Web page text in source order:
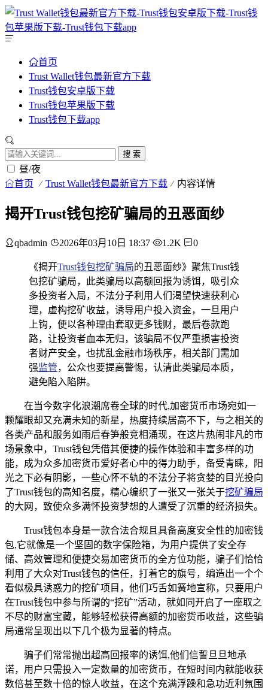
首页
Trust Wallet钱包最新官方下载
Trust钱包安卓版下载
Trust钱包苹果版下载
Trust钱包下载app
搜 索
昼/夜
首页 Trust Wallet钱包最新官方下载 内容详情
揭开Trust钱包挖矿骗局的丑恶面纱
qbadmin 2026年03月10日 18:37 1.2K 0
《揭开Trust钱包挖矿骗局的丑恶面纱》聚焦Trust钱
包挖矿骗局，此类骗局以高额回报为诱饵，吸引众
多投资者入局，不法分子利用人们渴望快速获利心
理，虚构挖矿收益，诱导用户投入资金，一旦用户
上钩，便以各种理由套取更多钱财，最后卷款跑
路，让投资者血本无归，该骗局不仅严重损害投资
者财产安全，也扰乱金融市场秩序，相关部门需加
强监管，公众也要提高警惕，认清此类骗局本质，
避免陷入陷阱。
在当今数字化浪潮席卷全球的时代,加密货币市场宛如一
颗耀眼却又充满未知的新星，热度持续居高不下，与之相关的
各类产品和服务如雨后春笋般竞相涌现，在这片热闹非凡的市
场景象中，Trust钱包凭借其便捷的操作体验和丰富多样的功
能，成为众多加密货币爱好者心中的得力助手，备受青睐，阳
光之下必有阴影，一些心怀不轨的不法分子将贪婪的目光投向
了Trust钱包的高知名度，精心编织了一张又一张关于挖矿骗局
的大网，致使众多满怀投资梦想的人遭受了沉重的经济损失。
Trust钱包本身是一款合法合规且具备高度安全性的加密钱
包,它就像是一个坚固的数字保险箱，为用户提供了安全存
储、高效管理和便捷交易加密货币的全方位功能，骗子们恰恰
利用了大众对Trust钱包的信任，打着它的旗号，编造出一个个
看似极具诱惑力的挖矿项目，他们巧舌如簧地宣称，只要用户
在Trust钱包中参与所谓的“挖矿”活动，就如同开启了一座取之
不尽的财富宝藏，能够轻松获得高额的加密货币收益，这些骗
局通常呈现出以下几个极为显著的特点。
骗子们常常抛出超高回报率的诱饵,他们信誓旦旦地承
诺，用户只需投入一定数量的加密货币，在短时间内就能收获
数倍甚至数十倍的惊人收益，在这个充满浮躁和急功近利氛围